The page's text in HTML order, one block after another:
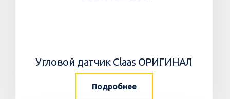
Угловой датчик Claas ОРИГИНАЛ
Подробнее